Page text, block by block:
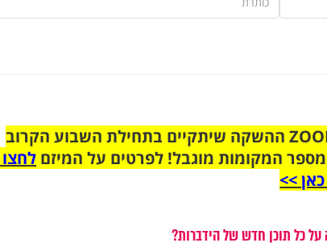
הצטרפו לקבוצת הוואטסאפ לקראת ZOOM ההשקה שיתקיים בתחילת השבוע הקרוב
המקומות מוגבל! לפרטים על המיזם
>>
כל תוכן חדש של הידברות?